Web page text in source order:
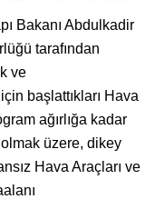
Bakanı Abdulkadir
tarafından
ve
başlattıkları Hava
ağırlığa kadar
üzere, dikey
Hava Araçları ve